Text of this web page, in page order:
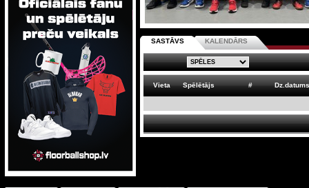
SASTĀVS KALENDĀRS
Vieta Spēlētājs # Dz.datums